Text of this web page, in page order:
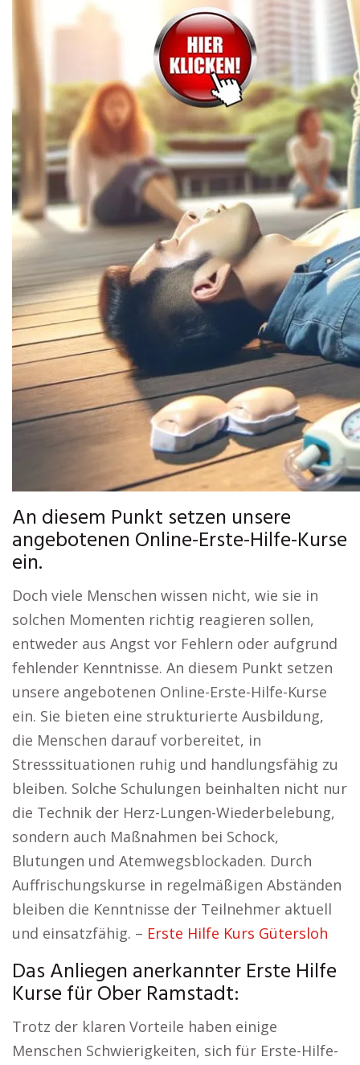
An diesem Punkt setzen unsere
angebotenen Online-Erste-Hilfe-Kurse
ein.
Doch viele Menschen wissen nicht, wie sie in
solchen Momenten richtig reagieren sollen,
entweder aus Angst vor Fehlern oder aufgrund
fehlender Kenntnisse. An diesem Punkt setzen
unsere angebotenen Online-Erste-Hilfe-Kurse
ein. Sie bieten eine strukturierte Ausbildung,
die Menschen darauf vorbereitet, in
Stresssituationen ruhig und handlungsfähig zu
bleiben. Solche Schulungen beinhalten nicht nur
die Technik der Herz-Lungen-Wiederbelebung,
sondern auch Maßnahmen bei Schock,
Blutungen und Atemwegsblockaden. Durch
Auffrischungskurse in regelmäßigen Abständen
bleiben die Kenntnisse der Teilnehmer aktuell
und einsatzfähig. – Erste Hilfe Kurs Gütersloh
Das Anliegen anerkannter Erste Hilfe
Kurse für Ober Ramstadt:
Trotz der klaren Vorteile haben einige
Menschen Schwierigkeiten, sich für Erste-Hilfe-